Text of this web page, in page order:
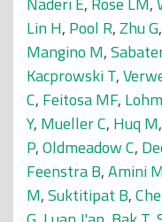
Lin H, Pool R,Zhu G,
Mangino M,
Kacprowski T,
C, Feitosa MF,
Y, Mueller C, Huq M,
P,Oldmeadow C,
Feenstra B,Amini
M,Suktitipat B,